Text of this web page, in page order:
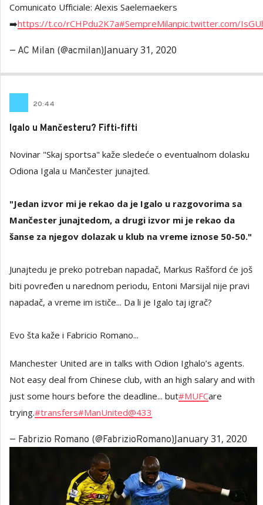
Comunicato Ufficiale: Alexis Saelemaekers
➡️https://t.co/rCHPdu2K7a#SempreMilanpic.twitter.com/
— AC Milan (@acmilan)January 31, 2020
20:44
Igalo u Mančesteru? Fifti-fifti
Novinar "Skaj sportsa" kaže sledeće o eventualnom dolasku
Odiona Igala u Mančester junajted.
"Jedan izvor mi je rekao da je Igalo u razgovorima sa
Mančester junajtedom, a drugi izvor mi je rekao da
šanse za njegov dolazak u klub na vreme iznose 50-50."
Junajtedu je preko potreban napadač, Markus Rašford će još
biti povređen u narednom periodu, Entoni Marsijal nije pravi
napadač, a vreme im ističe... Da li je Igalo taj igrač?
Evo šta kaže i Fabricio Romano...
Manchester United are in talks with Odion Ighalo’s agents.
Not easy deal from Chinese club, with an high salary and with
just some hours before the deadline... but#MUFCare
trying.#transfers#ManUnited@433
— Fabrizio Romano (@FabrizioRomano)January 31, 2020